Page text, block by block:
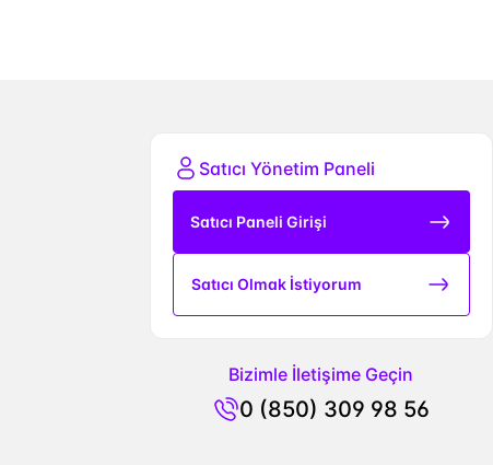
Satıcı Yönetim Paneli
Satıcı Paneli Girişi
Satıcı Olmak İstiyorum
Bizimle İletişime Geçin
0 (850) 309 98 56